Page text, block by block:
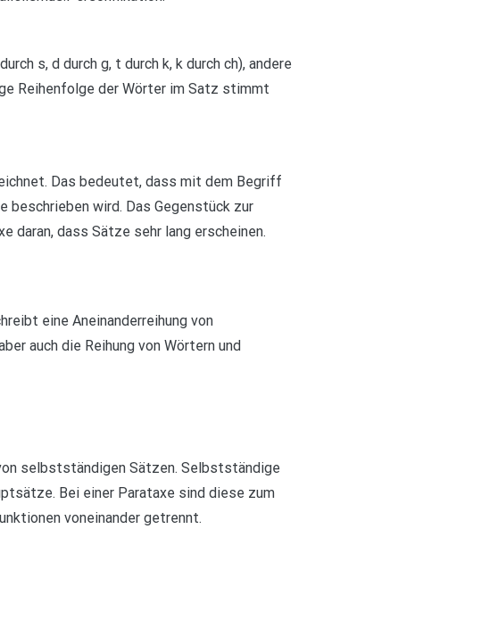
s, d durch g, t durch k, k durch ch), andere
Reihenfolge der Wörter im Satz stimmt
Das bedeutet, dass mit dem Begriff
beschrieben wird. Das Gegenstück zur
daran, dass Sätze sehr lang erscheinen.
eine Aneinanderreihung von
auch die Reihung von Wörtern und
selbstständigen Sätzen. Selbstständige
Bei einer Parataxe sind diese zum
voneinander getrennt.